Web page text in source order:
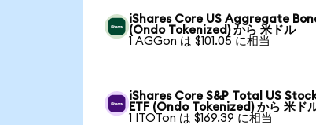
iShares Core US Aggregate
(Ondo Tokenized) から 米ドル
1 AGGon は $101.05 に相当
iShares Core S&P Total US
ETF (Ondo Tokenized) から 米ド
1 ITOTon は $169.39 に相当